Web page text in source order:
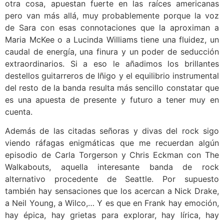
otra cosa, apuestan fuerte en las raíces americanas
pero van más allá, muy probablemente porque la voz
de Sara con esas connotaciones que la aproximan a
Maria McKee o a Lucinda Williams tiene una fluidez, un
caudal de energía, una finura y un poder de seducción
extraordinarios. Si a eso le añadimos los brillantes
destellos guitarreros de Iñigo y el equilibrio instrumental
del resto de la banda resulta más sencillo constatar que
es una apuesta de presente y futuro a tener muy en
cuenta.
Además de las citadas señoras y divas del rock sigo
viendo ráfagas enigmáticas que me recuerdan algún
episodio de Carla Torgerson y Chris Eckman con The
Walkabouts, aquella interesante banda de rock
alternativo procedente de Seattle. Por supuesto
también hay sensaciones que los acercan a Nick Drake,
a Neil Young, a Wilco,… Y es que en Frank hay emoción,
hay épica, hay grietas para explorar, hay lírica, hay